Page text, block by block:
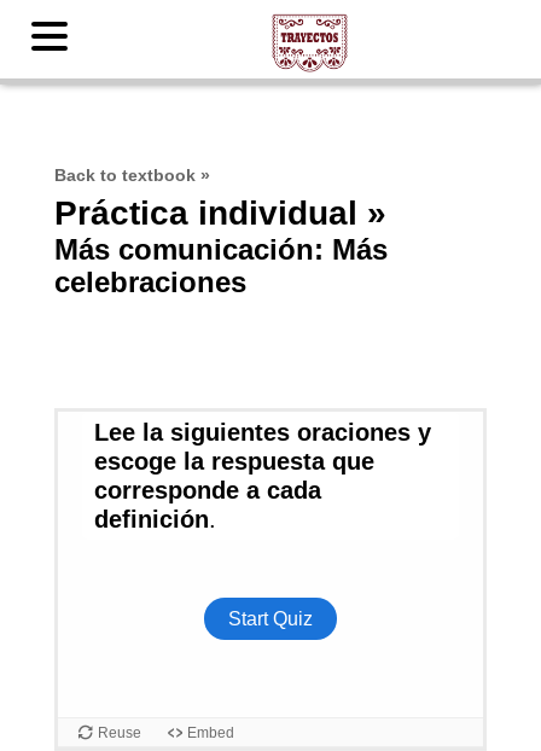
Back to textbook»
Práctica individual »
Más comunicación: Más
celebraciones